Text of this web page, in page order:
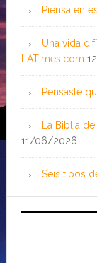
Piensa en
Una vida
LATimes.com
Pensaste
La Biblia
11/06/2026
Seis tipos